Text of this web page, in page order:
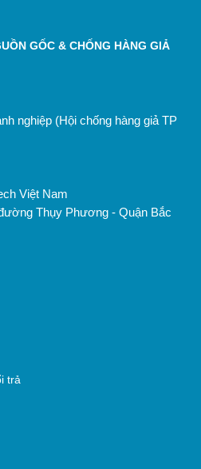
GỐC & CHỐNG HÀNG GIẢ
nghiệp (Hội chống hàng giả TP
Việt Nam
Thụy Phương - Quận Bắc
trả